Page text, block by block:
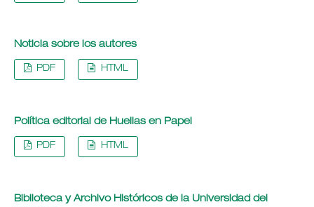
Noticia sobre los autores
PDF HTML
Política editorial de Huellas en Papel
PDF HTML
Biblioteca y Archivo Históricos de la Universidad del